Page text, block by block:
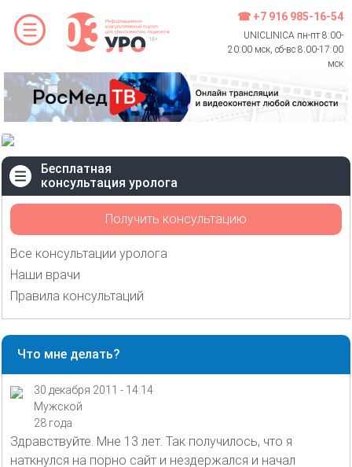
☎ +7 916 985-16-54
UNICLINICA пн-пт 8:00-
20:00 мск, сб-вс 8:00-17:00
мск
Бесплатная
консультация уролога
Получить консультацию
Все консультации уролога
Наши врачи
Правила консультаций
Что мне делать?
30 декабря 2011 - 14:14
Мужской
28 года
Здравствуйте. Мне 13 лет. Так получилось, что я
наткнулся на порно сайт и нездержался и начал